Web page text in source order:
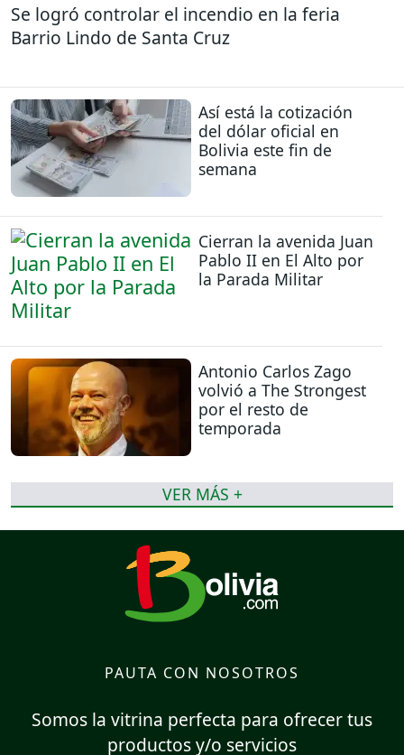
Se logró controlar el incendio en la feria
Barrio Lindo de Santa Cruz
Así está la cotización
del dólar oficial en
Bolivia este fin de
semana
Cierran la avenida Juan
Pablo II en El Alto por
la Parada Militar
Antonio Carlos Zago
volvió a The Strongest
por el resto de
temporada
VER MÁS +
PAUTA CON NOSOTROS
Somos la vitrina perfecta para ofrecer tus
productos y/o servicios